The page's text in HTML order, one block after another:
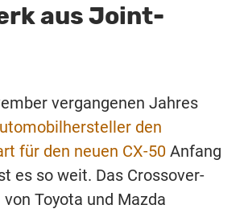
aus Joint-
vergangenen Jahres
den
für den neuen CX-50 Anfang
es so weit. Das Crossover-
Toyota und Mazda